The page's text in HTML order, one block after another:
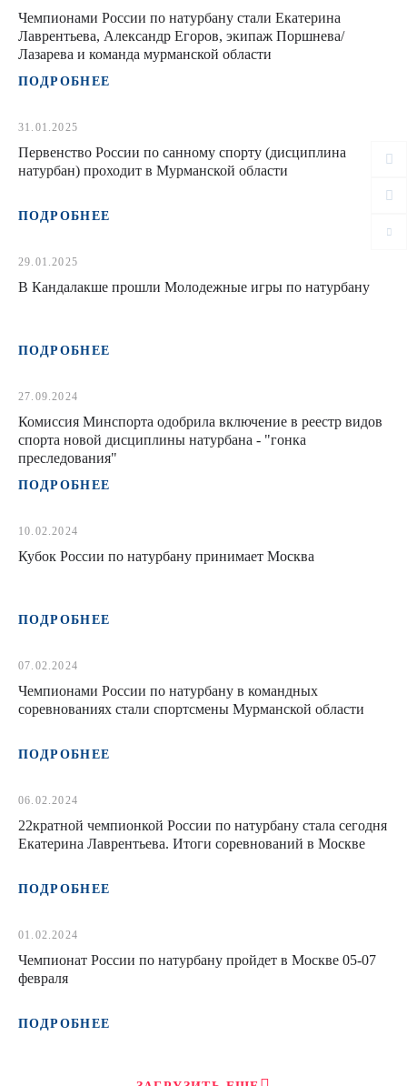
Чемпионами России по натурбану стали Екатерина
Лаврентьева, Александр Егоров, экипаж Поршнева/
Лазарева и команда мурманской области
ПОДРОБНЕЕ
31.01.2025
Первенство России по санному спорту (дисциплина
натурбан) проходит в Мурманской области
ПОДРОБНЕЕ
29.01.2025
В Кандалакше прошли Молодежные игры по натурбану
ПОДРОБНЕЕ
27.09.2024
Комиссия Минспорта одобрила включение в реестр видов
спорта новой дисциплины натурбана - "гонка
преследования"
ПОДРОБНЕЕ
10.02.2024
Кубок России по натурбану принимает Москва
ПОДРОБНЕЕ
07.02.2024
Чемпионами России по натурбану в командных
соревнованиях стали спортсмены Мурманской области
ПОДРОБНЕЕ
06.02.2024
22кратной чемпионкой России по натурбану стала сегодня
Екатерина Лаврентьева. Итоги соревнований в Москве
ПОДРОБНЕЕ
01.02.2024
Чемпионат России по натурбану пройдет в Москве 05-07
февраля
ПОДРОБНЕЕ